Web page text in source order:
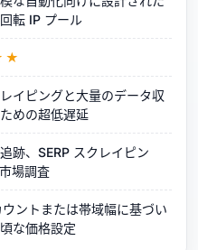
転 IP プール
イピングと大量のデータ収
めの超低遅延
跡、SERP スクレイピン
場調査
ウントまたは帯域幅に基づい
な価格設定